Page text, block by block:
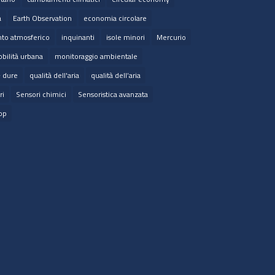
Earth Observation
economia circolare
atmosferico inquinanti isole minori
Mercurio
urbana
monitoraggio ambientale
dure qualità dell'aria
qualità dell’aria
Sensori chimici
Sensoristica avanzata